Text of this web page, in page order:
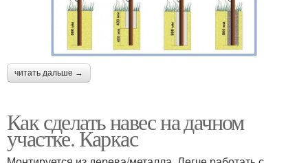
читать дальше →
Как сделать навес на дачном
участке. Каркас